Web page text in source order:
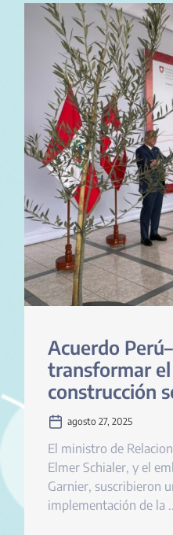
Acuerdo
transformar
construcción
agosto 27, 2025
El ministro de
Elmer Schialer, y el
Garnier, suscribieron
implementación de la